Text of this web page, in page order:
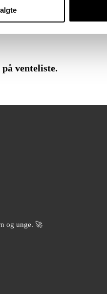
venteliste.
og unge. 🚀